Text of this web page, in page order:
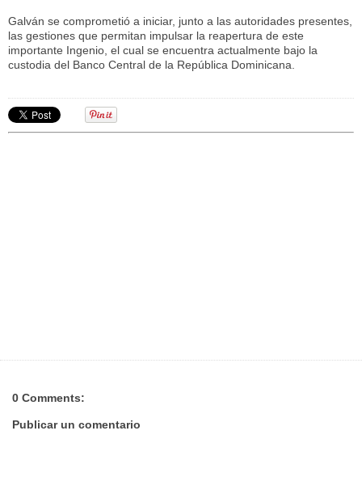
Galván se comprometió a iniciar, junto a las autoridades presentes,
las gestiones que permitan impulsar la reapertura de este
importante Ingenio, el cual se encuentra actualmente bajo la
custodia del Banco Central de la República Dominicana.
0 Comments:
Publicar un comentario